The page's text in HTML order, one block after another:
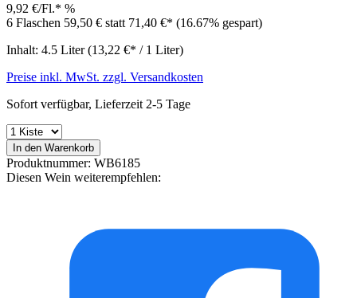
9,92 €/Fl.* %
6 Flaschen 59,50 € statt 71,40 €* (16.67% gespart)
Inhalt: 4.5 Liter(13,22 €* / 1 Liter)
Preise inkl. MwSt. zzgl. Versandkosten
Sofort verfügbar, Lieferzeit 2-5 Tage
In den Warenkorb
Produktnummer: WB6185
Diesen Wein weiterempfehlen: